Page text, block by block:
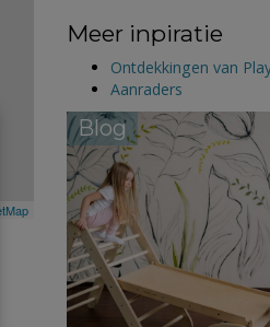
Meer inpiratie
Ontdekkingen van
Aanraders
Blog